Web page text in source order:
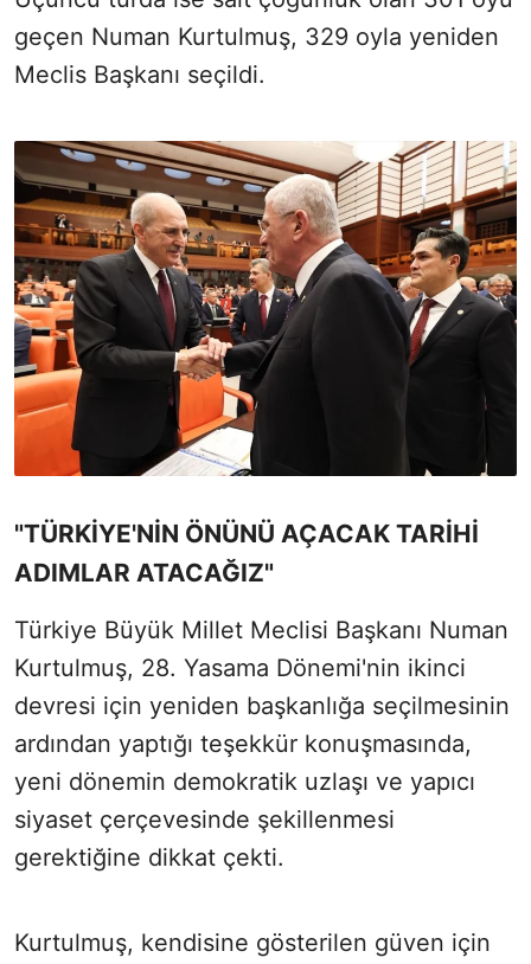
geçen Numan Kurtulmuş, 329 oyla yeniden
Meclis Başkanı seçildi.
"TÜRKİYE'NİN ÖNÜNÜ AÇACAK TARİHİ
ADIMLAR ATACAĞIZ"
Türkiye Büyük Millet Meclisi Başkanı Numan
Kurtulmuş, 28. Yasama Dönemi'nin ikinci
devresi için yeniden başkanlığa seçilmesinin
ardından yaptığı teşekkür konuşmasında,
yeni dönemin demokratik uzlaşı ve yapıcı
siyaset çerçevesinde şekillenmesi
gerektiğine dikkat çekti.
Kurtulmuş, kendisine gösterilen güven için